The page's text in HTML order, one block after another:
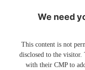
We need
This content is not
disclosed to the visitor.
with their CMP to